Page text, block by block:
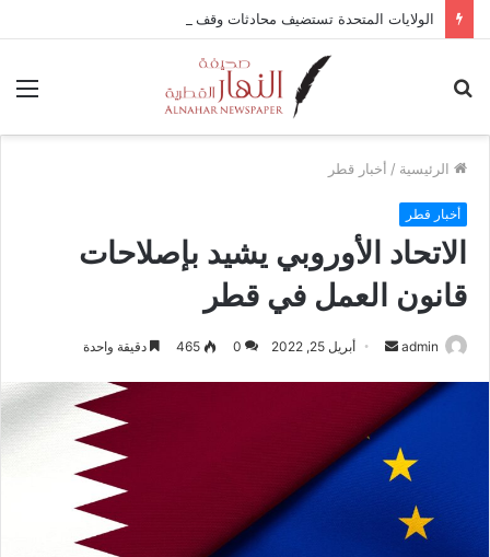
الرئيسية / أخبار قطر
أخبار قطر
الاتحاد الأوروبي يشيد بإصلاحات
قانون العمل في قطر
admin
ل
أبريل 25, 2022 0
465 دقيقة واحدة